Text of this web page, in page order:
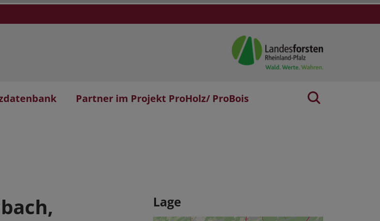
Partner im Projekt ProHolz/ ProBois
Lage